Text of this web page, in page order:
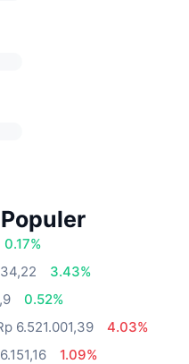
0.17%
3.43%
0.52%
6.521.001,39
4.03%
1.09%